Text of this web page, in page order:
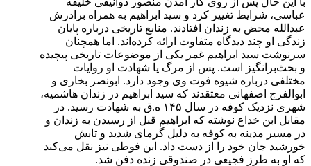
عباسی، شرایط تغییر کرد و سید ابراهیم به همراه برادرش
عبدالله محض به زندان افتادند. منابع تاریخی درباره پایان
زندگی او چند دیدگاه متفاوت ارائه کرده‌اند. اما همچنان
سرنوشت سید ابراهیم غمر یکی از موضوعات تاریخی پیچیده
و بحث‌برانگیز است. پس از مرگ یا شهادت او روایات
مختلفی درباره شیوه فوت وی وجود دارد. ابونصر بخاری و
ابوالفرج اصفهانی معتقدند که سید ابراهیم در زندان هاشمیه،
شهری نزدیک کوفه در سال ۱۴۵ ه.ق به شهادت رسید. در
مقابل ابن خداع نوشته که ابراهیم قبل از رسیدن به زندان و
در مسیر مدینه به کوفه به دلیل گرمای شدید و تابش
خورشید جان خود را از دست داد. ابن فوطی نیز نقل می‌کند
که او به طرز فجیعی در صندوقی زنده دفن شد.